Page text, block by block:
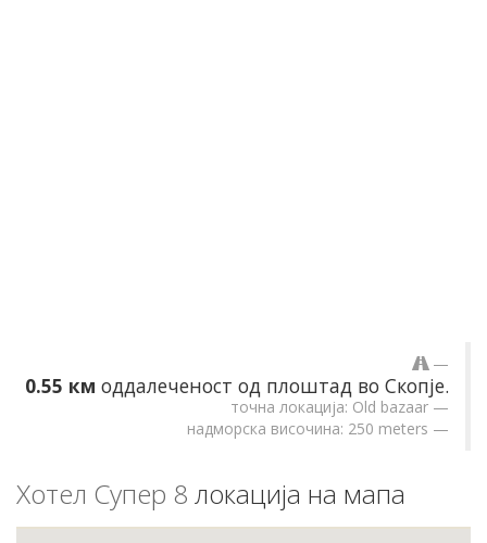
0.55 км оддалеченост од плоштад во Скопје.
точна локација: Old bazaar
надморска височина: 250 meters
Хотел Супер 8 локација на мапа